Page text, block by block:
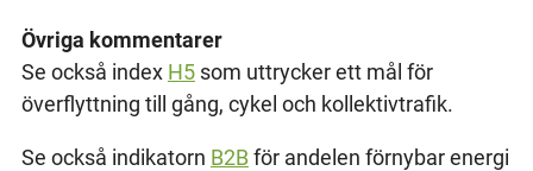
Övriga kommentarer
Se också index H5som uttrycker ett mål för
överflyttning till gång, cykel och kollektivtrafik.
Se också indikatorn B2Bför andelen förnybar energi